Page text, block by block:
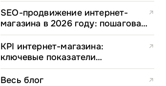
commerce директоров
SEO-продвижение интернет-
магазина в 2026 году: пошаговая
стратегия
↗
KPI интернет-магазина:
ключевые показатели
эффективности и формулы
расчета
↗
Весь блог ↗